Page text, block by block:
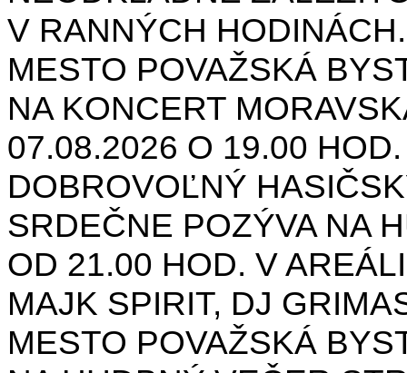
V RANNÝCH
MESTO POVAŽSKÁ
NA KONCERT
07.08.2026 O 19.00
DOBROVOĽNÝ
SRDEČNE POZÝVA NA
OD 21.00 HOD. V
MAJK SPIRIT, DJ
MESTO POVAŽSKÁ